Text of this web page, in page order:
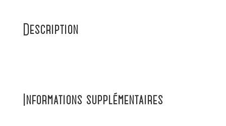
Description
Informations supplémentaires